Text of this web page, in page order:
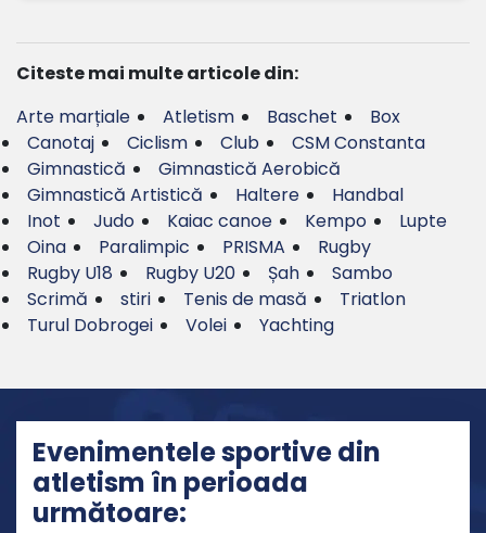
Citeste mai multe articole din:
Arte marțiale
Atletism Baschet
Box
Canotaj
Ciclism Club
CSM Constanta
Gimnastică
Gimnastică Aerobică
Gimnastică Artistică
Haltere
Handbal
Inot
Judo Kaiac canoe Kempo
Lupte
Oina
Paralimpic PRISMA
Rugby
Rugby U18
Rugby U20 Șah
Sambo
Scrimă
stiri Tenis de masă
Triatlon
Turul Dobrogei
Volei Yachting
Evenimentele sportive din
atletism în perioada
următoare: